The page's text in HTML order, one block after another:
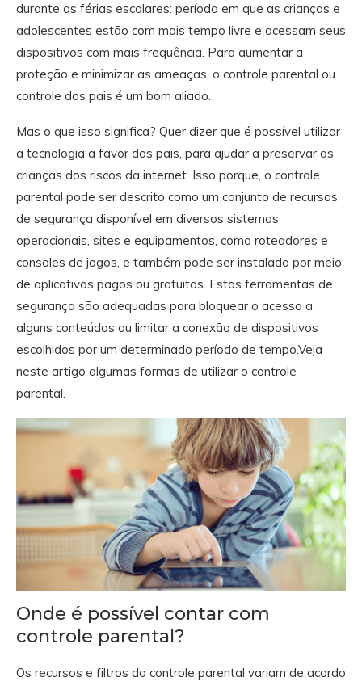
durante as férias escolares: período em que as crianças e
adolescentes estão com mais tempo livre e acessam seus
dispositivos com mais frequência. Para aumentar a
proteção e minimizar as ameaças, o controle parental ou
controle dos pais é um bom aliado.
Mas o que isso significa? Quer dizer que é possível utilizar
a tecnologia a favor dos pais, para ajudar a preservar as
crianças dos riscos da internet. Isso porque, o controle
parental pode ser descrito como um conjunto de recursos
de segurança disponível em diversos sistemas
operacionais, sites e equipamentos, como roteadores e
consoles de jogos, e também pode ser instalado por meio
de aplicativos pagos ou gratuitos. Estas ferramentas de
segurança são adequadas para bloquear o acesso a
alguns conteúdos ou limitar a conexão de dispositivos
escolhidos por um determinado período de tempo.Veja
neste artigo algumas formas de utilizar o controle
parental.
Onde é possível contar com
controle parental?
Os recursos e filtros do controle parental variam de acordo